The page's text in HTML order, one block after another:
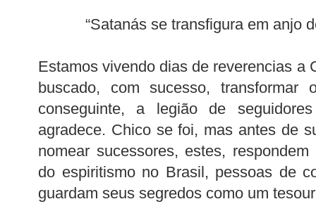
“Satanás se transfigura em anjo
Estamos vivendo dias de reverencias a
buscado, com sucesso,
conseguinte, a legião de
agradece. Chico se foi, mas antes de
nomear sucessores, estes,
do espiritismo no Brasil, pessoas de
guardam seus segredos como um